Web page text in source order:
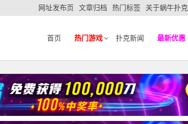
网址发布页 文章归档 热门标签 关于蜗牛扑克
首页 热门游戏 扑克新闻 最新优惠